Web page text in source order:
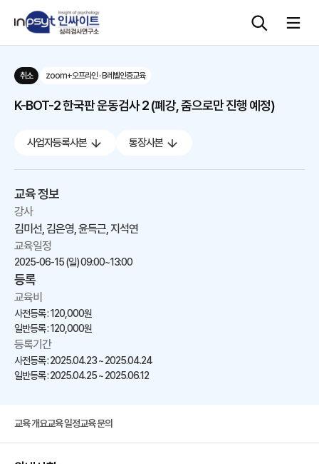
심리검사
교육 워크숍
단체검사
취소 zoom+오프라인 · B레벨인증교육
K-BOT-2 한국판 운동검사 2 (폐강, 줌으로만 진행 예정)
교육 정보
강사
김미선, 김은영, 윤득근, 지석연
교육일정
2025-06-15 (일)09:00~13:00
등록
교육비
사전등록 : 120,000원
일반등록 : 120,000원
등록기간
사전등록 : 2025.04.23 ~ 2025.04.24
일반등록 : 2025.04.25 ~ 2025.06.12
사업자등록사본 통장사본
교육 개요교육 일정교육 문의